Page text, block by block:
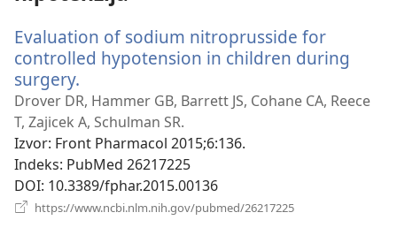
Evaluation of sodium nitroprusside for
controlled hypotension in children during
surgery.
se
novi
prozor)
Drover DR, Hammer GB, Barrett JS, Cohane CA, Reece
T, Zajicek A, Schulman SR.
Izvor‎: Front Pharmacol 2015;6:136.
Indeks‎: PubMed 26217225
DOI‎: 10.3389/fphar.2015.00136
https://www.ncbi.nlm.nih.gov/pubmed/26217225